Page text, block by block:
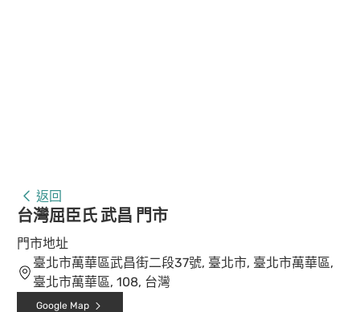
返回
台灣屈臣氏 武昌 門市
門市地址
臺北市萬華區武昌街二段37號, 臺北市, 臺北市萬華區,
臺北市萬華區, 108, 台灣
Google Map